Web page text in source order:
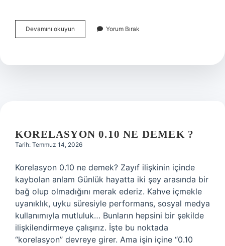
Devamını okuyun Korelasyon
0.10
?
Yorum Bırak
KORELASYON 0.10 NE DEMEK ?
Tarih: Temmuz 14, 2026
Korelasyon 0.10 ne demek? Zayıf ilişkinin içinde
kaybolan anlam Günlük hayatta iki şey arasında bir
bağ olup olmadığını merak ederiz. Kahve içmekle
uyanıklık, uyku süresiyle performans, sosyal medya
kullanımıyla mutluluk… Bunların hepsini bir şekilde
ilişkilendirmeye çalışırız. İşte bu noktada
“korelasyon” devreye girer. Ama işin içine “0.10